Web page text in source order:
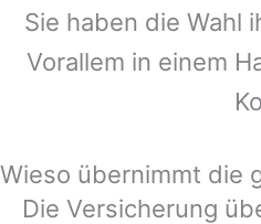
Sie haben die Wahl
Vorallem in einem
Wieso übernimmt die
Die Versicherung